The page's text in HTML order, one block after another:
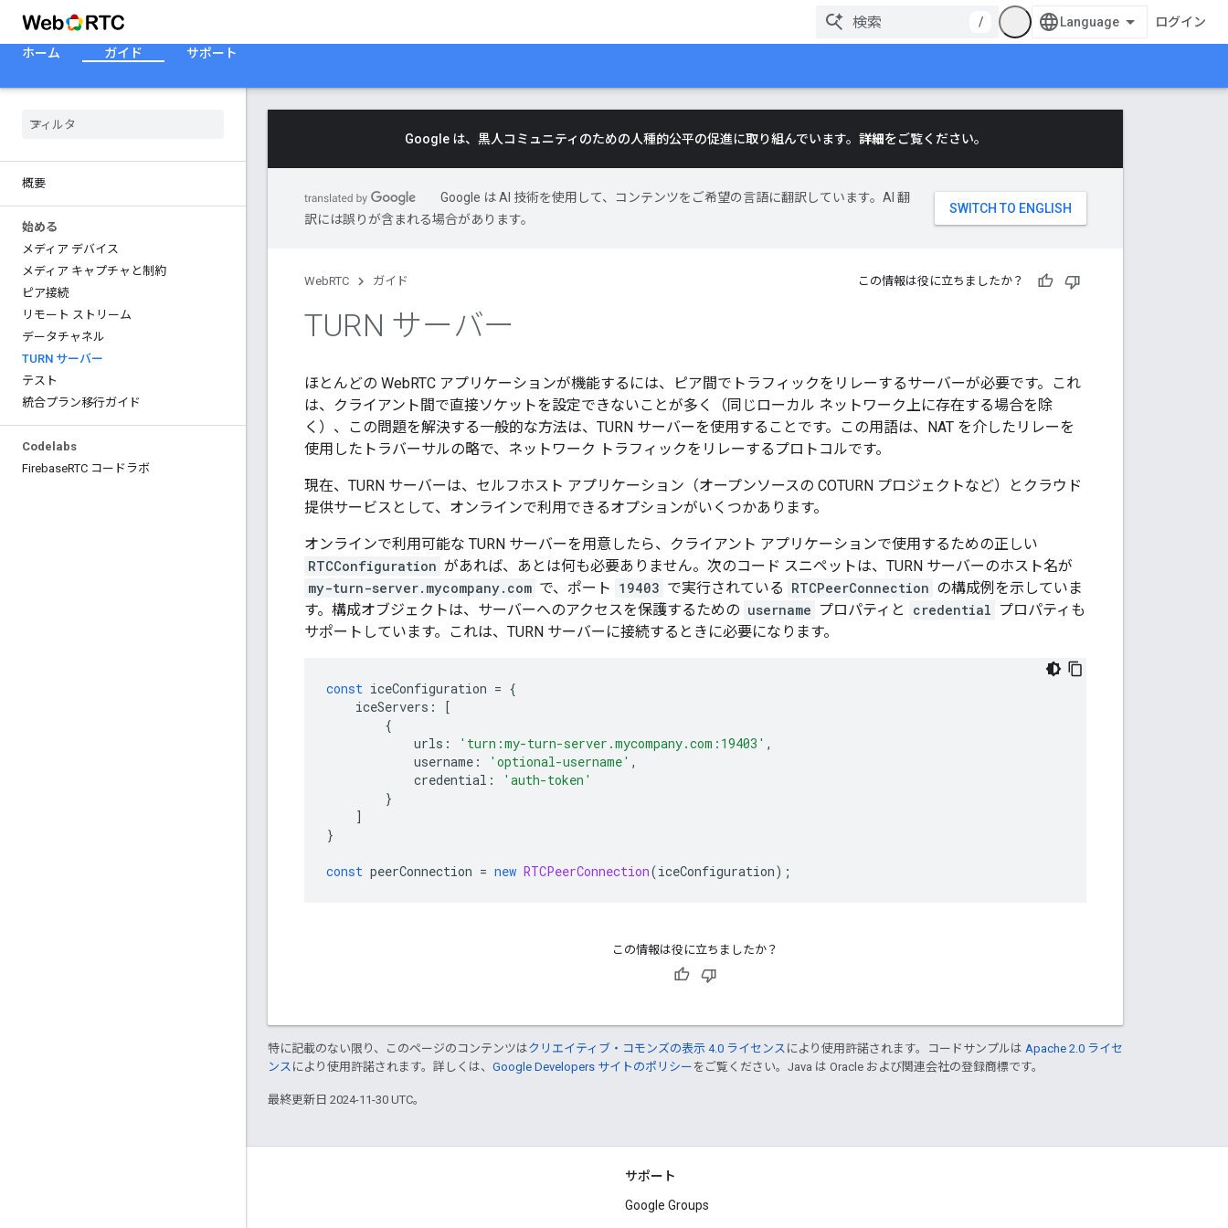
/ ログイン
ホーム ガイド サポート
概要
始める
メディア デバイス
メディア キャプチャと制約
ピア接続
リモート ストリーム
データチャネル
TURN サーバー
テスト
統合プラン移行ガイド
Codelabs
FirebaseRTC コードラボ
Google は、黒人コミュニティのための人種的公平の促進に取り組んでいます。 詳細をご覧ください。
Google は AI 技術を使用して、コンテンツをご希望の言語に翻訳しています。AI 翻
訳には誤りが含まれる場合があります。
WebRTC ガイド この情報は役に立ちましたか？
TURN サーバー
ほとんどの WebRTC アプリケーションが機能するには、ピア間でトラフィックをリレーするサーバーが必要です。これ
は、クライアント間で直接ソケットを設定できないことが多く（同じローカル ネットワーク上に存在する場合を除
く）、この問題を解決する一般的な方法は、TURN サーバーを使用することです。この用語は、NAT を介したリレーを
使用したトラバーサルの略で、ネットワーク トラフィックをリレーするプロトコルです。
現在、TURN サーバーは、セルフホスト アプリケーション（オープンソースの COTURN プロジェクトなど）とクラウド
提供サービスとして、オンラインで利用できるオプションがいくつかあります。
オンラインで利用可能な TURN サーバーを用意したら、クライアント アプリケーションで使用するための正しい
RTCConfiguration があれば、あとは何も必要ありません。次のコード スニペットは、TURN サーバーのホスト名が
my-turn-server.mycompany.com で、ポート 19403 で実行されている RTCPeerConnection の構成例を示していま
す。構成オブジェクトは、サーバーへのアクセスを保護するための username プロパティと credential プロパティも
サポートしています。これは、TURN サーバーに接続するときに必要になります。
const iceConfiguration = {
iceServers :
[
{
urls : 'turn:my-turn-server.mycompany.com:19403' ,
username : 'optional-username' ,
credential :
'auth-token'
}
]
}
const peerConnection = new RTCPeerConnection(iceConfiguration);
この情報は役に立ちましたか？
特に記載のない限り、このページのコンテンツはクリエイティブ・コモンズの表示 4.0 ライセンス により使用許諾されます。コードサンプルは Apache 2.0 ライセ
ンス により使用許諾されます。詳しくは、 Google Developers サイトのポリシー をご覧ください。Java は Oracle および関連会社の登録商標です。
最終更新日 2024-11-30 UTC。
サポート
Google Groups